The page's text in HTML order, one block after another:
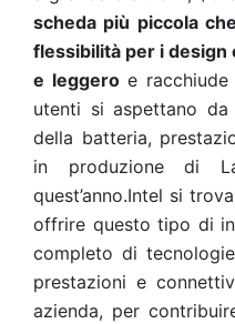
scheda più piccola
flessibilità per i
e leggeroe racchiude
utenti si aspettano
della batteria,
in produzione di
quest’anno.Intel si
offrire questo tipo di
completo di
prestazioni e
azienda, per